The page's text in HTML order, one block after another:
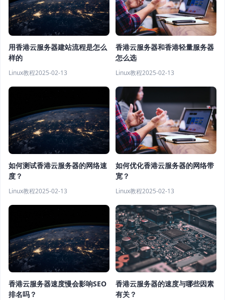
用香港云服务器建站流程是怎么
样的
Linux教程2025-02-13
香港云服务器和香港轻量服务器
怎么选
Linux教程2025-02-13
如何测试香港云服务器的网络速
度？
Linux教程2025-02-13
如何优化香港云服务器的网络带
宽？
Linux教程2025-02-13
香港云服务器速度慢会影响SEO
排名吗？
香港云服务器的速度与哪些因素
有关？